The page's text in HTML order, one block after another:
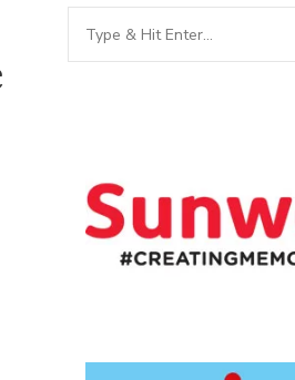
Looking
for